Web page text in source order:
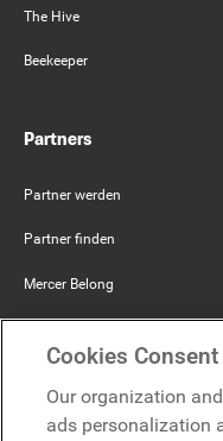
The Hive
Beekeeper
Partners
Partner werden
Partner finden
Mercer Belong
Cookies Consent
Our organization
ads personalization